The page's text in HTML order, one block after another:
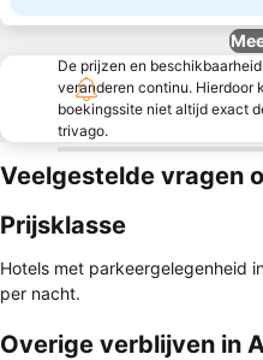
De prijzen en
veranderen continu. Hierdoor
boekingssite niet altijd exact
trivago.
Veelgestelde vragen
Prijsklasse
Hotels met parkeergelegenheid
per nacht.
Overige verblijven in